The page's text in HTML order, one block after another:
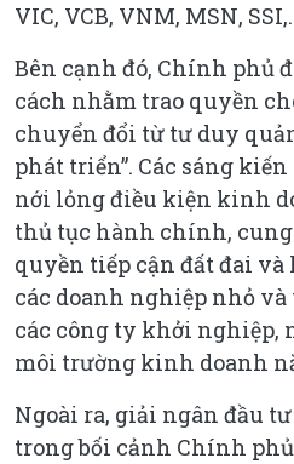
VIC, VCB, VNM, MSN,
Bên cạnh đó, Chính phủ
cách nhằm trao quyền
chuyển đổi từ tư duy
phát triển”. Các sáng
nới lỏng điều kiện kinh
thủ tục hành chính, cung
quyền tiếp cận đất đai
các doanh nghiệp nhỏ
các công ty khởi nghiệp,
môi trường kinh doanh
Ngoài ra, giải ngân đầu
trong bối cảnh Chính